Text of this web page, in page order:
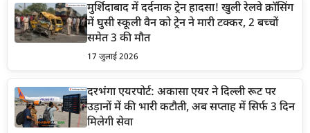
मुर्शिदाबाद में दर्दनाक ट्रेन हादसा! खुली रेलवे क्रॉसिंग
में घुसी स्कूली वैन को ट्रेन ने मारी टक्कर, 2 बच्चों
समेत 3 की मौत
17 जुलाई 2026
दरभंगा एयरपोर्ट: अकासा एयर ने दिल्ली रूट पर
उड़ानों में की भारी कटौती, अब सप्ताह में सिर्फ 3 दिन
मिलेगी सेवा